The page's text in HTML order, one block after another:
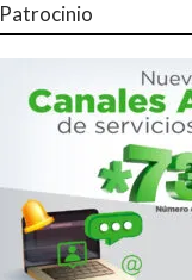
Patrocinio